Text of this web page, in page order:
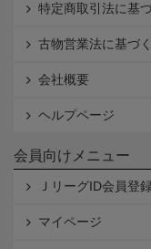
特定商取引法に基
古物営業法に基づ
会社概要
ヘルプページ
会員向けメニュー
ＪリーグID会員登録
マイページ